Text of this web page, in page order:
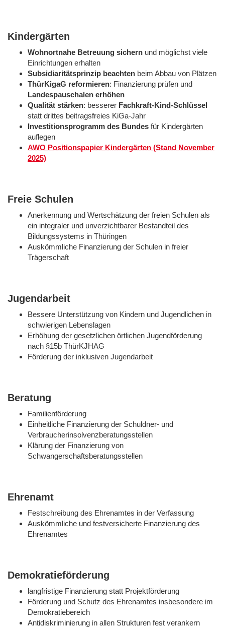
Kindergärten
Wohnortnahe Betreuung sichern und möglichst viele
Einrichtungen erhalten
Subsidiaritätsprinzip beachten beim Abbau von Plätzen
ThürKigaG reformieren: Finanzierung prüfen und
Landespauschalen erhöhen
Qualität stärken: besserer Fachkraft-Kind-Schlüssel
statt drittes beitragsfreies KiGa-Jahr
Investitionsprogramm des Bundes für Kindergärten
auflegen
AWO Positionspapier Kindergärten (Stand November
2025)
Freie Schulen
Anerkennung und Wertschätzung der freien Schulen als
ein integraler und unverzichtbarer Bestandteil des
Bildungssystems in Thüringen
Auskömmliche Finanzierung der Schulen in freier
Trägerschaft
Jugendarbeit
Bessere Unterstützung von Kindern und Jugendlichen in
schwierigen Lebenslagen
Erhöhung der gesetzlichen örtlichen Jugendförderung
nach §15b ThürKJHAG
Förderung der inklusiven Jugendarbeit
Beratung
Familienförderung
Einheitliche Finanzierung der Schuldner- und
Verbraucherinsolvenzberatungsstellen
Klärung der Finanzierung von
Schwangerschaftsberatungsstellen
Ehrenamt
Festschreibung des Ehrenamtes in der Verfassung
Auskömmliche und festversicherte Finanzierung des
Ehrenamtes
Demokratieförderung
langfristige Finanzierung statt Projektförderung
Förderung und Schutz des Ehrenamtes insbesondere im
Demokratiebereich
Antidiskriminierung in allen Strukturen fest verankern